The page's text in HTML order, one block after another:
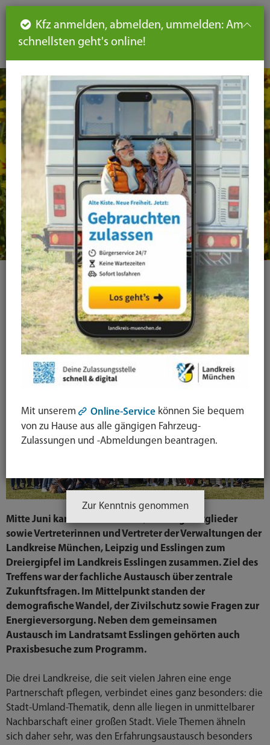
DE
Dreiergipfel im Landkreis
Esslingen
30.06.2026
Landkreise München, Leipzig und Esslingen tauschen
sich über Demografie und Bevölkerungsschutz aus
Mitte Juni kamen die Landräte, Kreistagsmitglieder
sowie Vertreterinnen und Vertreter der Verwaltungen der
Landkreise München, Leipzig und Esslingen zum
Dreiergipfel im Landkreis Esslingen zusammen. Ziel des
Treffens war der fachliche Austausch über zentrale
Zukunftsfragen. Im Mittelpunkt standen der
demografische Wandel, der Zivilschutz sowie Fragen zur
Energieversorgung. Neben dem gemeinsamen
Austausch im Landratsamt Esslingen gehörten auch
Praxisbesuche zum Programm.
Die drei Landkreise, die seit vielen Jahren eine enge
Partnerschaft pflegen, verbindet eines ganz besonders: die
Stadt-Umland-Thematik, denn alle liegen in unmittelbarer
Nachbarschaft einer großen Stadt. Viele Themen ähneln
sich daher sehr, was den Erfahrungsaustausch besonders
Seiteninhalt
Hauptnavigation
Seitennavigation
leichte
Sprache
Kfz anmelden, abmelden, ummelden: Am
schnellsten geht's online!
Mit unserem Online-Service können Sie bequem
von zu Hause aus alle gängigen Fahrzeug-
Zulassungen und -Abmeldungen beantragen.
Zur Kenntnis genommen